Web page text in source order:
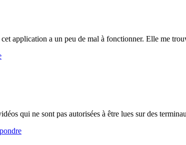
application a un peu de mal à fonctionner. Elle me
qui ne sont pas autorisées à être lues sur des